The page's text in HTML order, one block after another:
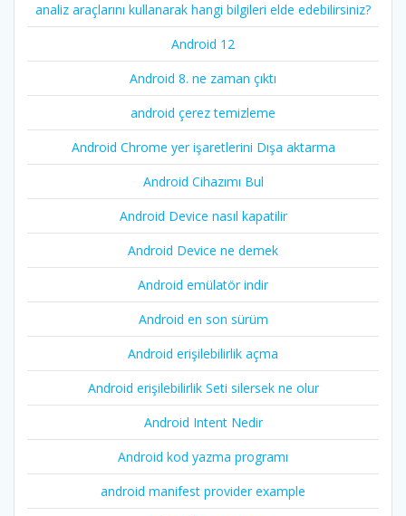
analiz araçlarını kullanarak hangi bilgileri elde edebilirsiniz?
Android 12
Android 8. ne zaman çıktı
android çerez temizleme
Android Chrome yer işaretlerini Dışa aktarma
Android Cihazımı Bul
Android Device nasıl kapatilir
Android Device ne demek
Android emülatör indir
Android en son sürüm
Android erişilebilirlik açma
Android erişilebilirlik Seti silersek ne olur
Android Intent Nedir
Android kod yazma programı
android manifest provider example